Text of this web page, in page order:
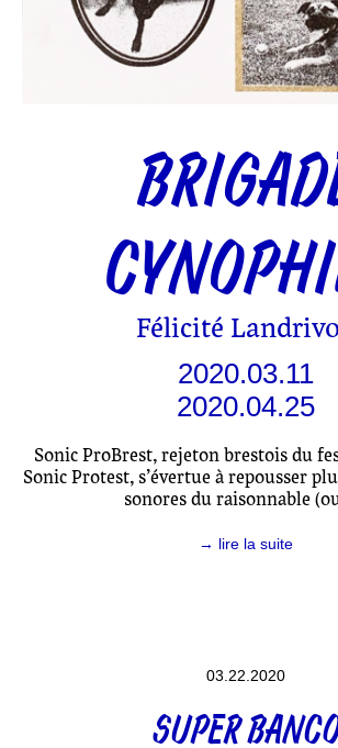
Félicité
2020.03.11
2020.04.25
Sonic ProBrest, rejeton brestois du
Sonic Protest, s’évertue à repousser
sonores du raisonnable
→ lire la suite
03.22.2020
SUPER